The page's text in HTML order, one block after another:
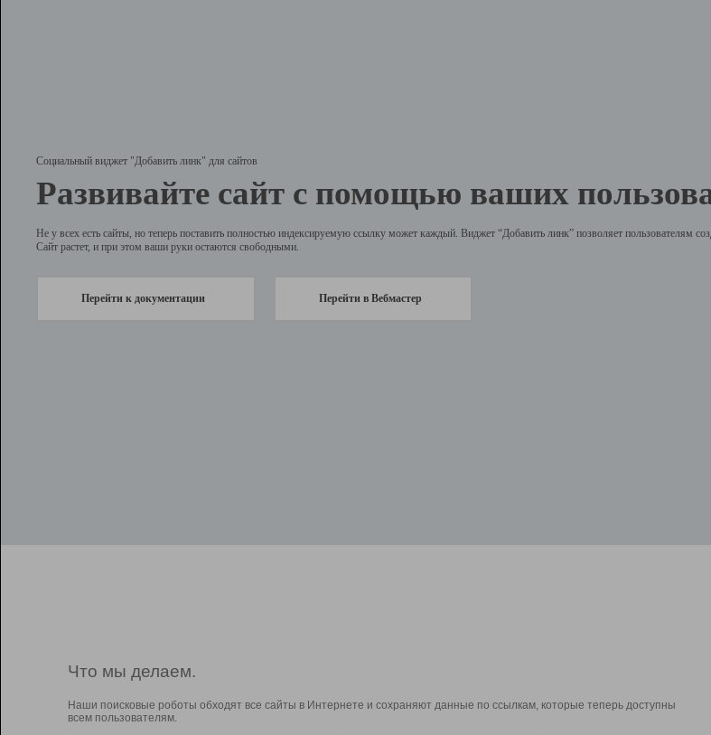
Социальный виджет "Добавить линк" для сайтов
Развивайте сайт с помощью ваших
Не у всех есть сайты, но теперь поставить полностью индексируемую ссылку может каждый. Виджет “Добавить линк” позволяет пользователям
Сайт растет, и при этом ваши руки остаются свободными.
Перейти к документации Перейти в Вебмастер
Что мы делаем.
Наши поисковые роботы обходят все сайты в Интернете и сохраняют данные по ссылкам, которые теперь доступны
всем пользователям.